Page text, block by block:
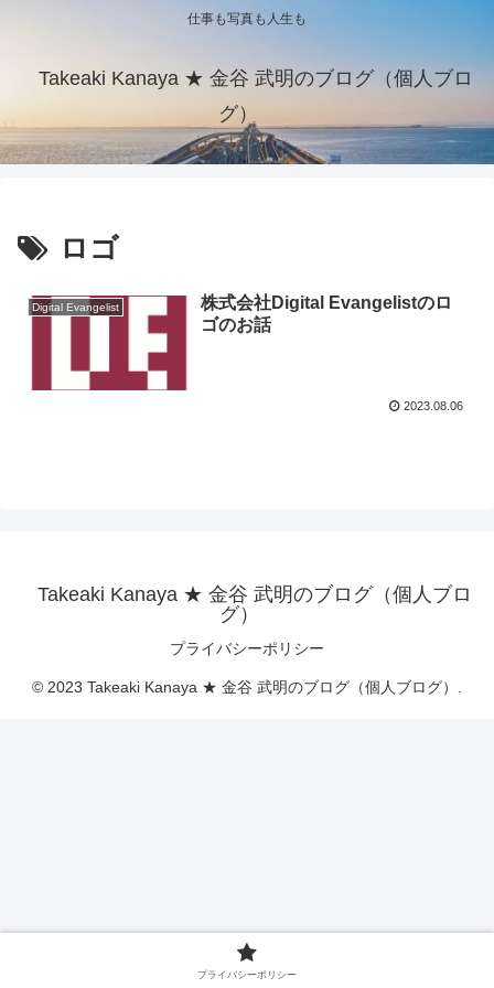
仕事も写真も人生も
Takeaki Kanaya ★ 金谷 武明のブログ（個人ブロ
グ）
ロゴ
Digital Evangelist
株式会社Digital Evangelistのロ
ゴのお話
2023.08.06
Takeaki Kanaya ★ 金谷 武明のブログ（個人ブロ
グ）
プライバシーポリシー
© 2023 Takeaki Kanaya ★ 金谷 武明のブログ（個人ブログ）.
プライバシーポリシー